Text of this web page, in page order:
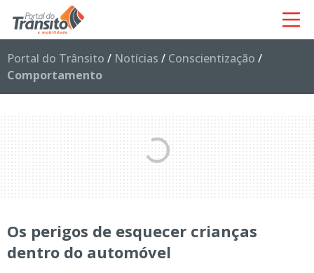
Portal do Trânsito / Notícias / Conscientização /
Comportamento
Os perigos de esquecer crianças
dentro do automóvel